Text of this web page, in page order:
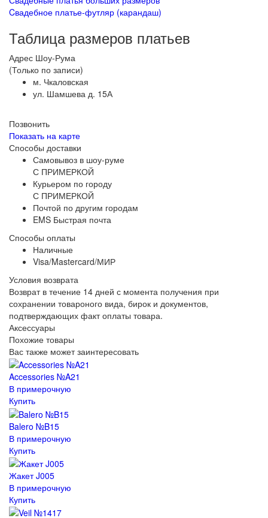
Cвадебное платье-футляр (карандаш)
Таблица размеров платьев
Адрес Шоу-Рума
(Только по записи)
м. Чкаловская
ул. Шамшева д. 15А
Позвонить
Показать на карте
Способы доставки
Самовывоз в шоу-руме
С ПРИМЕРКОЙ
Курьером по городу
С ПРИМЕРКОЙ
Почтой по другим городам
EMS Быстрая почта
Способы оплаты
Наличные
Visa/Mastercard/МИР
Условия возврата
Возврат в течение 14 дней с момента получения при
сохранении товароного вида, бирок и документов,
подтверждающих факт оплаты товара.
Аксессуары
Похожие товары
Вас также может заинтересовать
Accessories №A21
В примерочную
Купить
Balero №B15
В примерочную
Купить
Жакет J005
В примерочную
Купить